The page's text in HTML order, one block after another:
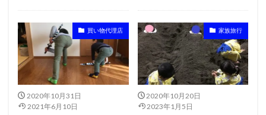
買い物代理店
2020年10月31日
2021年6月10日
家族旅行
2020年10月20日
2023年1月5日